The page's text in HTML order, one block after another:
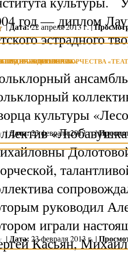
год — диплом
эстрадного
«ЛЮБАВУШКА»
культуры
руководил
играли
Касьян,
НАРОДНОГО ТВОРЧЕСТВА
«ЖАВОРОНОК»
|Дата:22 апреля 2013 г. |
«ВАСИЛИКИ»
|Дата:23 февраля 2013 г. |
|Дата: 23 февраля 2013 г. |